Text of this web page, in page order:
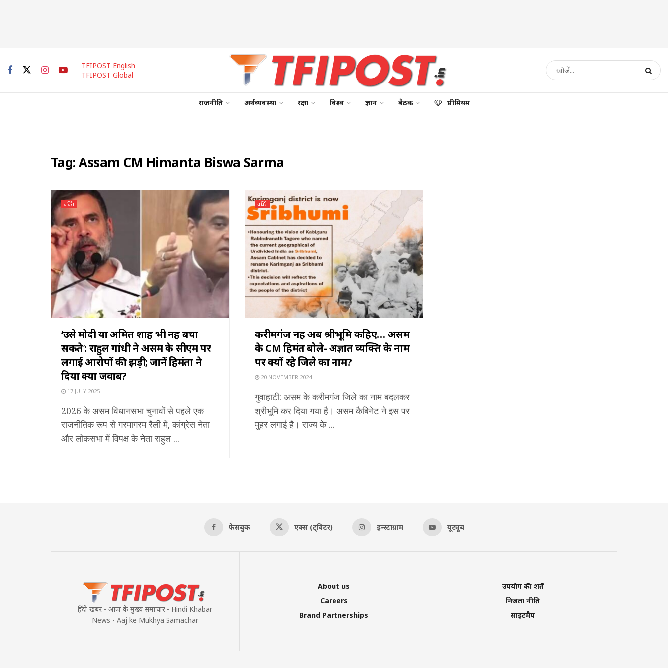
TFIPOST English
TFIPOST Global
राजनीति अर्थव्यवस्था रक्षा विश्व ज्ञान बैठक प्रीमियम
Tag:Assam CM Himanta Biswa Sarma
चर्चित
‘उसे मोदी या अमित शाह भी नहीं बचा
सकते’: राहुल गांधी ने असम के सीएम पर
लगाई आरोपों की झड़ी; जानें हिमंता ने
दिया क्या जवाब?
17 JULY 2025
2026 के असम विधानसभा चुनावों से पहले एक
राजनीतिक रूप से गरमागरम रैली में, कांग्रेस नेता
और लोकसभा में विपक्ष के नेता राहुल ...
चर्चित
करीमगंज नहीं अब श्रीभूमि कहिए… असम
के CM हिमंत बोले- अज्ञात व्यक्ति के नाम
पर क्यों रहे जिले का नाम?
20 NOVEMBER 2024
गुवाहाटी: असम के करीमगंज जिले का नाम बदलकर
श्रीभूमि कर दिया गया है। असम कैबिनेट ने इस पर
मुहर लगाई है। राज्य के ...
फेसबुक एक्स (ट्विटर) इन्स्टाग्राम यूट्यूब
हिंदी खबर - आज के मुख्य समाचार - Hindi Khabar
News - Aaj ke Mukhya Samachar
About us
Careers
Brand Partnerships
उपयोग की शर्तें
निजता नीति
साइटमैप